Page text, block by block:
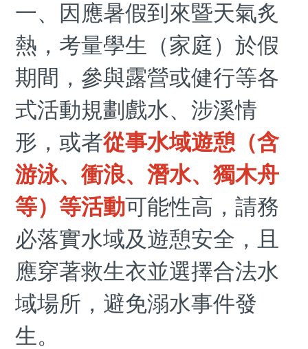
一、因應暑假到來暨天氣炙
熱 ，考量學生（家庭）於假
期間，參與露營或健行等各
式活動規劃戲水、涉溪情
形，或者從事水域遊憩（含
游泳、衝浪、潛水、獨木舟
等）等活動可能性高，請務
必落實水域及遊憩安全，且
應穿著救生衣並選擇合法水
域場所，避免溺水事件發
生。